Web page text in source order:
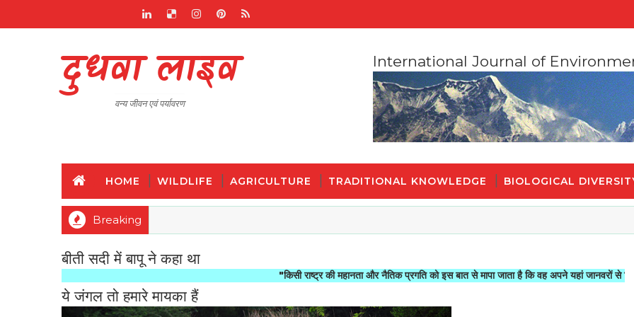
दुधवा लाइव
वन्य जीवन एवं पर्यावरण
International Journal of
HOME WILDLIFE AGRICULTURE TRADITIONAL KNOWLEDGE BIOLOGICAL
Breaking
बीती सदी में बापू ने कहा था
"किसी राष्ट्र की महानता और नैतिक प्रगति को इस बात से मापा जाता है कि वह अपने यहां जानवरों से किस तरह का
ये जंगल तो हमारे मायका हैं